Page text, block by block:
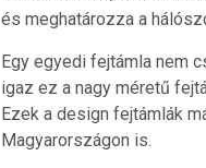
és meghatározza a
Egy egyedi fejtámla nem
igaz ez a nagy méretű
Ezek a design fejtámlák
Magyarországon is.